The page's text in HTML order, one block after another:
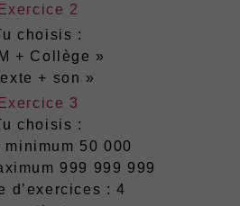
Exercice 2
choisis :
+ Collège »
+ son »
Exercice 3
choisis :
minimum 50 000
999 999 999
d’exercices : 4